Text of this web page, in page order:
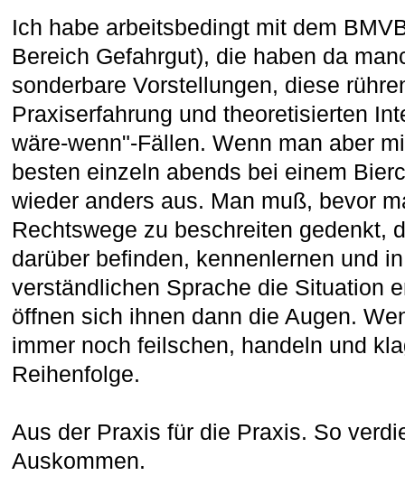
Ich habe arbeitsbedingt mit dem
Bereich Gefahrgut), die haben da
sonderbare Vorstellungen, diese
Praxiserfahrung und theoretisierten
wäre-wenn"-Fällen. Wenn man aber
besten einzeln abends bei einem
wieder anders aus. Man muß, bevor
Rechtswege zu beschreiten gedenkt,
darüber befinden, kennenlernen und
verständlichen Sprache die Situation
öffnen sich ihnen dann die Augen.
immer noch feilschen, handeln und
Reihenfolge.
Aus der Praxis für die Praxis. So
Auskommen.